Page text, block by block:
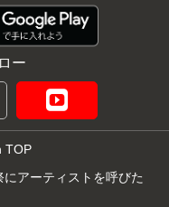
ー
TOP
にアーティストを呼びた